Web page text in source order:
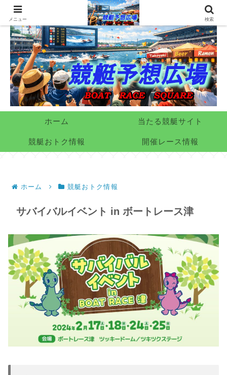
ホーム 当たる競艇サイト
競艇おトク情報 開催レース情報
ホーム 競艇おトク情報
サバイバルイベント in ボートレース津
メニュー 検索